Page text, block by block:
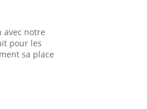
avec notre
pour les
sa place